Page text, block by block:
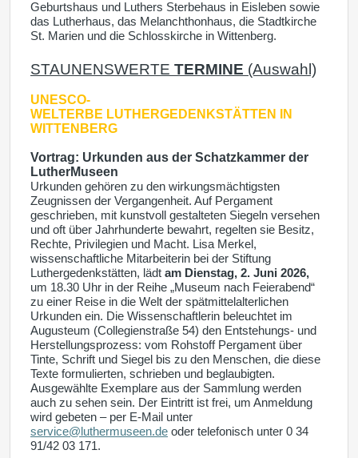
Geburtshaus und Luthers Sterbehaus in Eisleben sowie
das Lutherhaus, das Melanchthonhaus, die Stadtkirche
St. Marien und die Schlosskirche in Wittenberg.
STAUNENSWERTE TERMINE (Auswahl)
UNESCO-
WELTERBE LUTHERGEDENKSTÄTTEN IN
WITTENBERG
Vortrag: Urkunden aus der Schatzkammer der
LutherMuseen
Urkunden gehören zu den wirkungsmächtigsten
Zeugnissen der Vergangenheit. Auf Pergament
geschrieben, mit kunstvoll gestalteten Siegeln versehen
und oft über Jahrhunderte bewahrt, regelten sie Besitz,
Rechte, Privilegien und Macht. Lisa Merkel,
wissenschaftliche Mitarbeiterin bei der Stiftung
Luthergedenkstätten, lädt am Dienstag, 2. Juni 2026,
um 18.30 Uhr in der Reihe „Museum nach Feierabend“
zu einer Reise in die Welt der spätmittelalterlichen
Urkunden ein. Die Wissenschaftlerin beleuchtet im
Augusteum (Collegienstraße 54) den Entstehungs- und
Herstellungsprozess: vom Rohstoff Pergament über
Tinte, Schrift und Siegel bis zu den Menschen, die diese
Texte formulierten, schrieben und beglaubigten.
Ausgewählte Exemplare aus der Sammlung werden
auch zu sehen sein. Der Eintritt ist frei, um Anmeldung
wird gebeten – per E-Mail unter
service@luthermuseen.de oder telefonisch unter 0 34
91/42 03 171.